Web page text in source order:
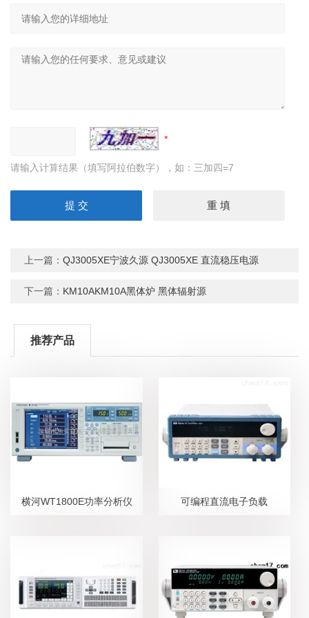
请输入计算结果（填写阿拉伯数字），如：三加四=7
上一篇：QJ3005XE宁波久源 QJ3005XE 直流稳压电源
下一篇： KM10AKM10A黑体炉 黑体辐射源
推荐产品
横河WT1800E功率分析仪 可编程直流电子负载